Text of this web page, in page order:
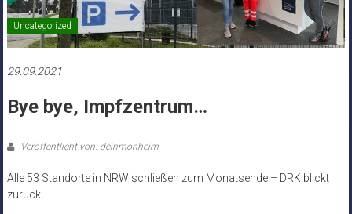
Uncategorized
29.09.2021
Bye bye, Impfzentrum…
Veröffentlicht von: deinmonheim
Alle 53 Standorte in NRW schließen zum Monatsende – DRK blickt
zurück